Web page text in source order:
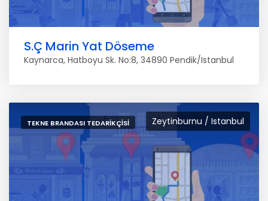
S.Ç Marin Yat Döseme
Kaynarca, Hatboyu Sk. No:8, 34890 Pendik/Istanbul
Zeytinburnu / Istanbul
TEKNE BRANDASI TEDARIKÇISI